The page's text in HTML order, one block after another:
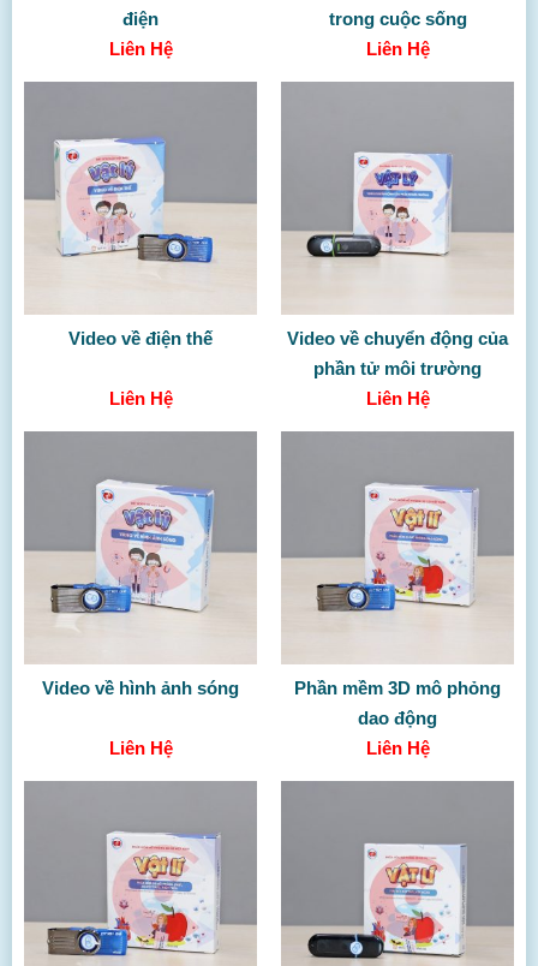
điện
Liên Hệ
trong cuộc sống
Liên Hệ
Video về điện thế
Liên Hệ
Video về chuyển động của
phần tử môi trường
Liên Hệ
Video về hình ảnh sóng
Liên Hệ
Phần mềm 3D mô phỏng
dao động
Liên Hệ